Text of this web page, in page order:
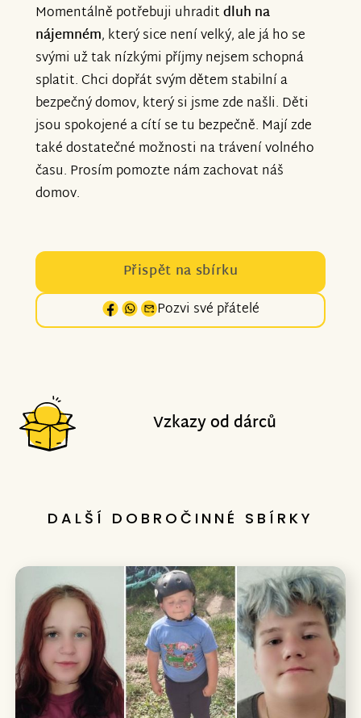
Momentálně potřebuji uhraditdluh na
nájemném, který sice není velký, ale já ho se
svými už tak nízkými příjmy nejsem schopná
splatit. Chci dopřát svým dětem stabilní a
bezpečný domov, který si jsme zde našli. Děti
jsou spokojené a cítí se tu bezpečně. Mají zde
také dostatečné možnosti na trávení volného
času. Prosím pomozte nám zachovat náš
domov.
Přispět na sbírku
Pozvi své přátelé
Vzkazy od dárců
DALŠÍ DOBROČINNÉ SBÍRKY